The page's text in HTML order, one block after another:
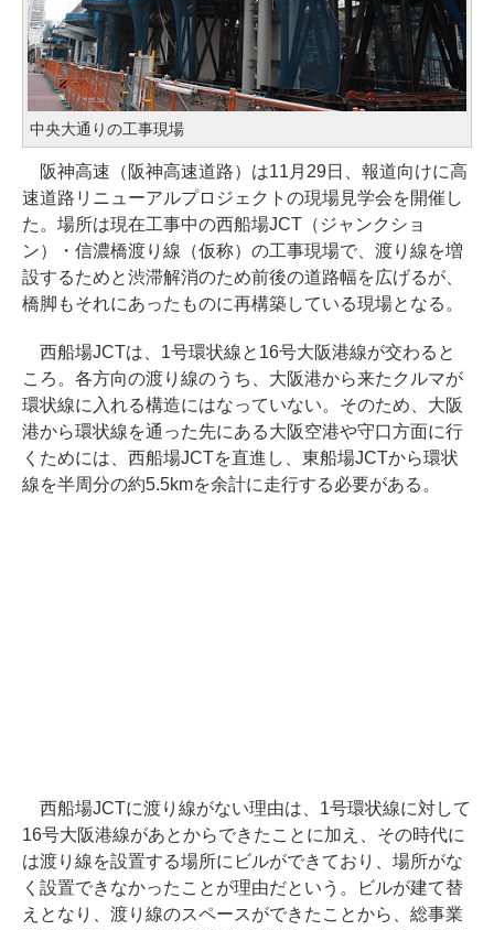
中央大通りの工事現場
阪神高速（阪神高速道路）は11月29日、報道向けに高
速道路リニューアルプロジェクトの現場見学会を開催し
た。場所は現在工事中の西船場JCT（ジャンクショ
ン）・信濃橋渡り線（仮称）の工事現場で、渡り線を増
設するためと渋滞解消のため前後の道路幅を広げるが、
橋脚もそれにあったものに再構築している現場となる。
西船場JCTは、1号環状線と16号大阪港線が交わると
ころ。各方向の渡り線のうち、大阪港から来たクルマが
環状線に入れる構造にはなっていない。そのため、大阪
港から環状線を通った先にある大阪空港や守口方面に行
くためには、西船場JCTを直進し、東船場JCTから環状
線を半周分の約5.5kmを余計に走行する必要がある。
西船場JCTに渡り線がない理由は、1号環状線に対して
16号大阪港線があとからできたことに加え、その時代に
は渡り線を設置する場所にビルができており、場所がな
く設置できなかったことが理由だという。ビルが建て替
えとなり、渡り線のスペースができたことから、総事業